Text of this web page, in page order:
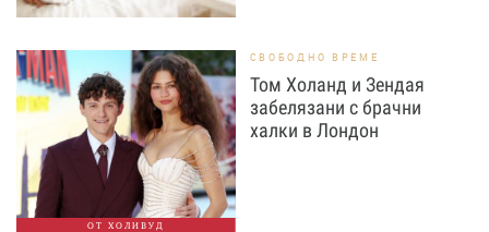
ОТ ХОЛИВУД
СВОБОДНО ВРЕМЕ
Том Холанд и Зендая
забелязани с брачни
халки в Лондон